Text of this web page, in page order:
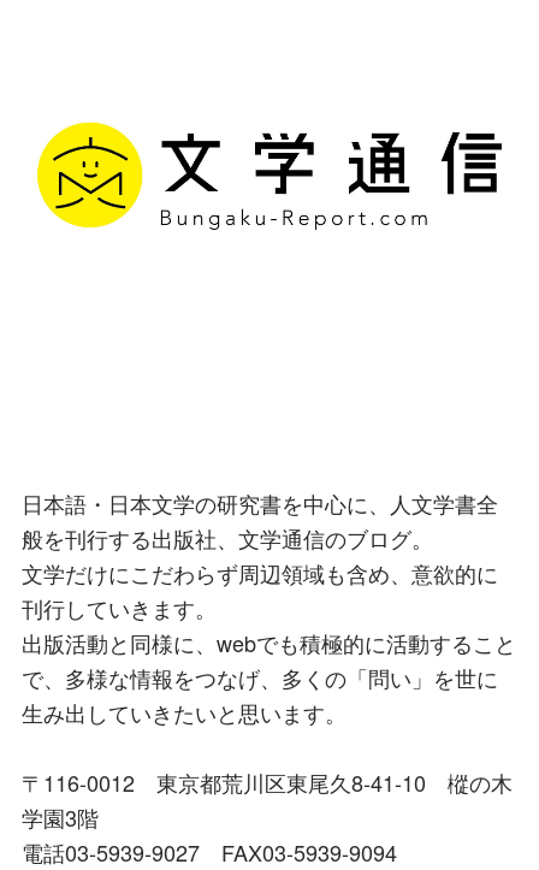
日本語・日本文学の研究書を中心に、人文学書全
般を刊行する出版社、文学通信のブログ。
文学だけにこだわらず周辺領域も含め、意欲的に
刊行していきます。
出版活動と同様に、webでも積極的に活動すること
で、多様な情報をつなげ、多くの「問い」を世に
生み出していきたいと思います。
〒116-0012 東京都荒川区東尾久8-41-10 樅の木
学園3階
電話03-5939-9027 FAX03-5939-9094